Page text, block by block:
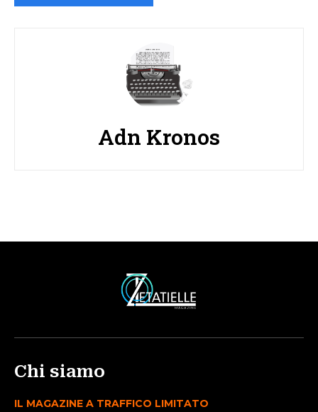
Adn Kronos
Chi siamo
IL MAGAZINE A TRAFFICO LIMITATO